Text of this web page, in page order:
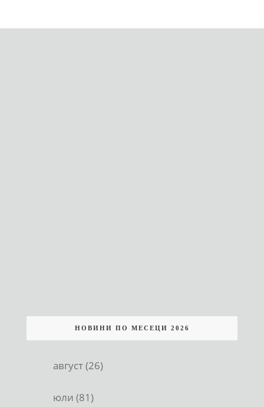
НОВИНИ ПО МЕСЕЦИ 2026
август (26)
юли (81)